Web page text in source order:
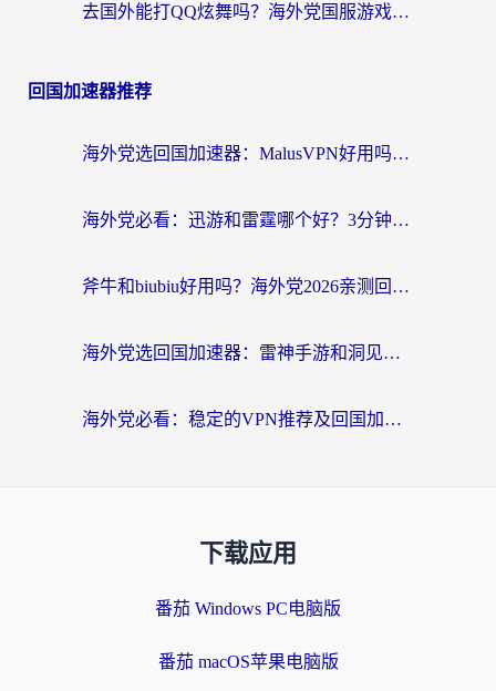
去国外能打QQ炫舞吗？海外党国服游戏不卡顿的终极指南
回国加速器推荐
海外党选回国加速器：MalusVPN好用吗？和快帆VPN哪个好？附真实对比与避坑指南
海外党必看：迅游和雷霆哪个好？3分钟教你选对回国加速器，无缝刷国内剧玩手游
斧牛和biubiu好用吗？海外党2026亲测回国加速器指南，附番茄加速器深度体验
海外党选回国加速器：雷神手游和洞见哪个好？附iPhone免费VPN推荐及ChickCNUfunR实测
海外党必看：稳定的VPN推荐及回国加速器选择全攻略——告别地域限制，轻松刷国内资源
下载应用
番茄 Windows PC电脑版
番茄 macOS苹果电脑版